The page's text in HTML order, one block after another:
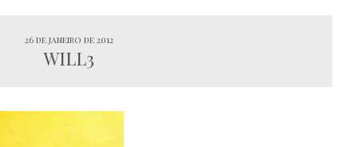
26 de janeiro de 2012
WILL3